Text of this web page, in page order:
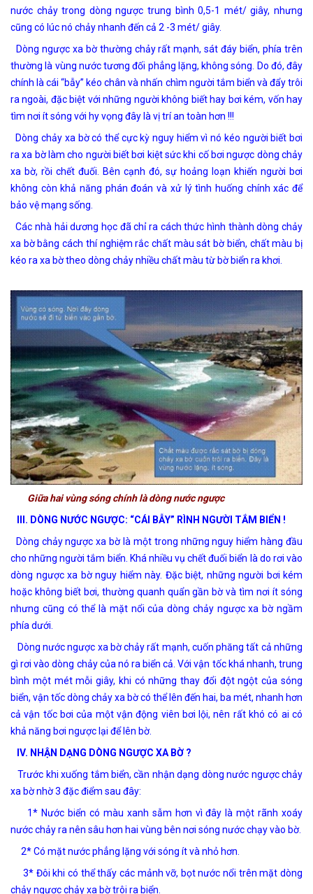
nước chảy trong dòng ngược trung bình 0,5-1 mét/ giây, nhưng
cũng có lúc nó chảy nhanh đến cả 2 -3 mét/ giây.
Dòng ngược xa bờ thường chảy rất mạnh, sát đáy biển, phía trên
thường là vùng nước tương đối phẳng lặng, không sóng. Do đó, đây
chính là cái “bẫy” kéo chân và nhấn chìm người tắm biển và đẩy trôi
ra ngoài, đặc biệt với những người không biết hay bơi kém, vốn hay
tìm nơi ít sóng với hy vọng đây là vị trí an toàn hơn !!!
Dòng chảy xa bờ có thể cực kỳ nguy hiểm vì nó kéo người biết bơi
ra xa bờ làm cho người biết bơi kiệt sức khi cố bơi ngược dòng chảy
xa bờ, rồi chết đuối. Bên cạnh đó, sự hoảng loạn khiến người bơi
không còn khả năng phán đoán và xử lý tình huống chính xác để
bảo vệ mạng sống.
Các nhà hải dương học đã chỉ ra cách thức hình thành dòng chảy
xa bờ bằng cách thí nghiệm rắc chất màu sát bờ biển, chất màu bị
kéo ra xa bờ theo dòng chảy nhiều chất màu từ bờ biển ra khơi.
Giữa hai vùng sóng chính là dòng nước ngược
III. DÒNG NƯỚC NGƯỢC: “CÁI BẪY” RÌNH NGƯỜI TẮM BIỂN !
Dòng chảy ngược xa bờ là một trong những nguy hiểm hàng đầu
cho những người tắm biển. Khá nhiều vụ chết đuối biển là do rơi vào
dòng ngược xa bờ nguy hiểm này. Đặc biệt, những người bơi kém
hoặc không biết bơi, thường quanh quẩn gần bờ và tìm nơi ít sóng
nhưng cũng có thể là mặt nổi của dòng chảy ngược xa bờ ngầm
phía dưới.
Dòng nước ngược xa bờ chảy rất mạnh, cuốn phăng tất cả những
gì rơi vào dòng chảy của nó ra biển cả. Với vận tốc khá nhanh, trung
bình một mét mỗi giây, khi có những thay đổi đột ngột của sóng
biển, vận tốc dòng chảy xa bờ có thể lên đến hai, ba mét, nhanh hơn
cả vận tốc bơi của một vận động viên bơi lội, nên rất khó có ai có
khả năng bơi ngược lại để lên bờ.
IV. NHẬN DẠNG DÒNG NGƯỢC XA BỜ ?
Trước khi xuống tắm biển, cần nhận dạng dòng nước ngược chảy
xa bờ nhờ 3 đặc điểm sau đây:
1* Nước biển có màu xanh sẫm hơn vì đây là một rãnh xoáy
nước chảy ra nên sâu hơn hai vùng bên nơi sóng nước chạy vào bờ.
2* Có mặt nước phẳng lặng với sóng ít và nhỏ hơn.
3* Đôi khi có thể thấy các mảnh vỡ, bọt nước nổi trên mặt dòng
chảy ngược chảy xa bờ trôi ra biển.